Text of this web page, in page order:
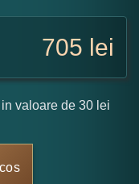
705 lei
valoare de 30 lei